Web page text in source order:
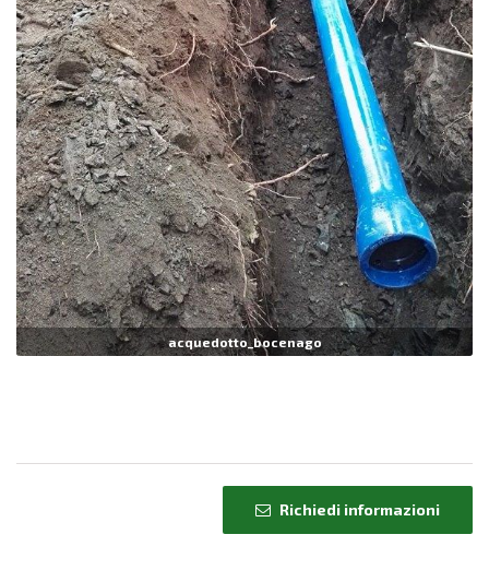
acquedotto_bocenago
Richiedi informazioni